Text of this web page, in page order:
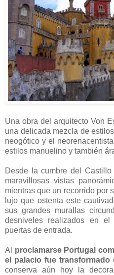
Una obra del arquitecto Von
una delicada mezcla de
neogótico y el
estilos manuelino y también
Desde la cumbre del
maravillosas vistas
mientras que un recorrido por
lujo que ostenta este
sus grandes murallas
desniveles realizados en
puertas de entrada.
Al proclamarse Portugal
el palacio fue transformado
conserva aún hoy la